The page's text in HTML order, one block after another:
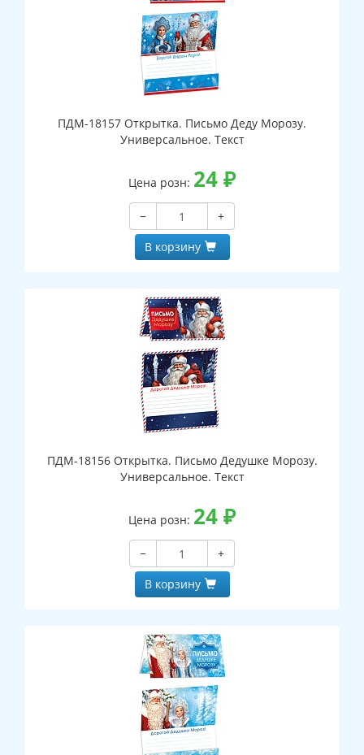
ПДМ-18157 Открытка. Письмо Деду Морозу.
Универсальное. Текст
Цена розн: 24₽
−
+
В корзину
ПДМ-18156 Открытка. Письмо Дедушке Морозу.
Универсальное. Текст
Цена розн: 24₽
−
+
В корзину